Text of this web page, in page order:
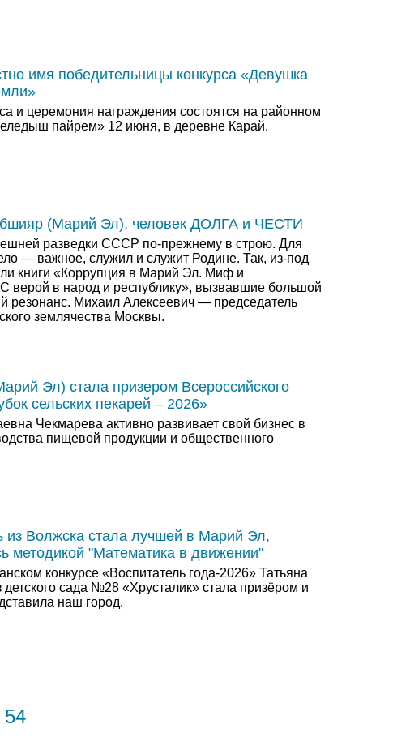
имя победительницы конкурса «Девушка
и церемония награждения состоятся на районном
пайрем» 12 июня, в деревне Карай.
(Марий Эл), человек ДОЛГА и ЧЕСТИ
разведки СССР по-прежнему в строю. Для
— важное, служил и служит Родине. Так, из-под
книги «Коррупция в Марий Эл. Миф и
С верой в народ и республику», вызвавшие большой
резонанс. Михаил Алексеевич — председатель
землячества Москвы.
Эл) стала призером Всероссийского
сельских пекарей – 2026»
Чекмарева активно развивает свой бизнес в
пищевой продукции и общественного
из Волжска стала лучшей в Марий Эл,
методикой "Математика в движении"
конкурсе «Воспитатель года-2026» Татьяна
сада №28 «Хрусталик» стала призёром и
наш город.
54